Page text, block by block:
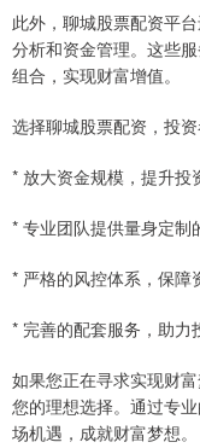
此外，聊城股票配资平
分析和资金管理。这些
组合，实现财富增值。
选择聊城股票配资，投
* 放大资金规模，提升投
* 专业团队提供量身定制
* 严格的风控体系，保障
* 完善的配套服务，助力
如果您正在寻求实现财
您的理想选择。通过专
场机遇，成就财富梦想。